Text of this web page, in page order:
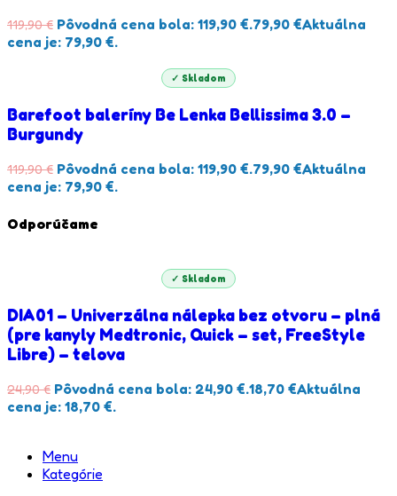
119,90€ Pôvodná cena bola: 119,90 €.79,90 €Aktuálna
cena je: 79,90 €.
✓ Skladom
Barefoot baleríny Be Lenka Bellissima 3.0 –
Burgundy
119,90€ Pôvodná cena bola: 119,90 €.79,90 €Aktuálna
cena je: 79,90 €.
Odporúčame
✓ Skladom
DIA01 – Univerzálna nálepka bez otvoru – plná
(pre kanyly Medtronic, Quick – set, FreeStyle
Libre) – telova
24,90€ Pôvodná cena bola: 24,90 €.18,70 €Aktuálna
cena je: 18,70 €.
Menu
Kategórie